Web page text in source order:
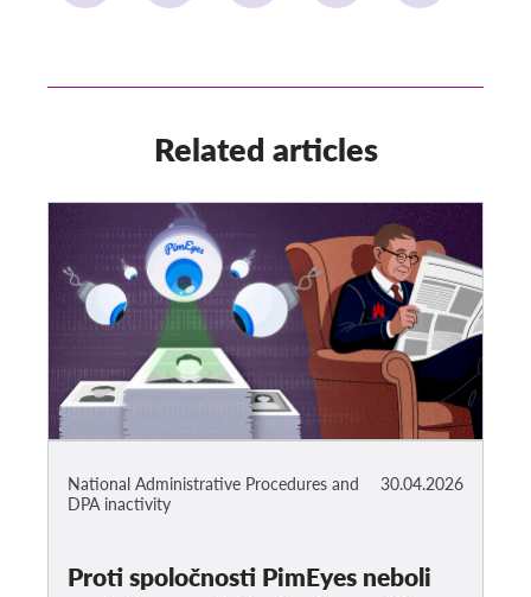
Related articles
30.04.2026
National Administrative Procedures and
DPA inactivity
Proti spoločnosti PimEyes neboli